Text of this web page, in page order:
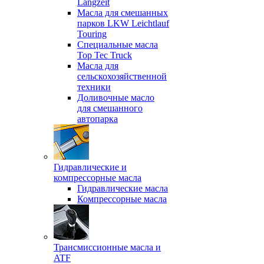
Langzeit
Масла для смешанных
парков LKW Leichtlauf
Touring
Специальные масла
Top Tec Truck
Масла для
сельскохозяйственной
техники
Доливочные масло
для смешанного
автопарка
Гидравлические и
компрессорные масла
Гидравлические масла
Компрессорные масла
Трансмиссионные масла и
ATF